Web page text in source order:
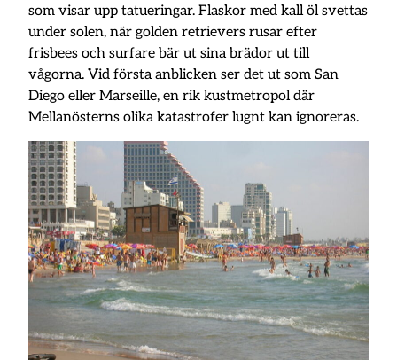
som visar upp tatueringar. Flaskor med kall öl svettas
under solen, när golden retrievers rusar efter
frisbees och surfare bär ut sina brädor ut till
vågorna. Vid första anblicken ser det ut som San
Diego eller Marseille, en rik kustmetropol där
Mellanösterns olika katastrofer lugnt kan ignoreras.